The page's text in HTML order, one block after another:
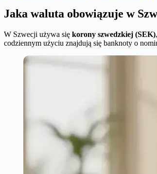
Jaka waluta obowiązuje w
W Szwecji używa się korony szwedzkiej (SEK),
codziennym użyciu znajdują się banknoty o